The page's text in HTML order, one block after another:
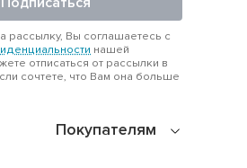
Покупателям
рассылку, Вы соглашаетесь с
нашей
отписаться от рассылки в
сочтете, что Вам она больше